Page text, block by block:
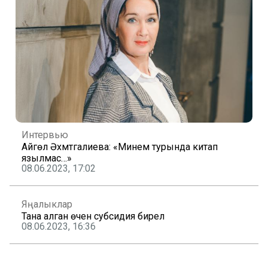
Интервью
Айгөл Әхмәтгалиева: «Минем турында китап
язылмас…»
08.06.2023, 17:02
Яңалыклар
Тана алган өчен субсидия бирелә
08.06.2023, 16:36